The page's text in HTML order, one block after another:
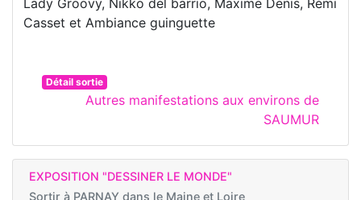
Casset et Ambiance guinguette
Détail sortie
Autres manifestations aux environs de
SAUMUR
EXPOSITION "DESSINER LE MONDE"
Sortir à PARNAY dans le Maine et Loire